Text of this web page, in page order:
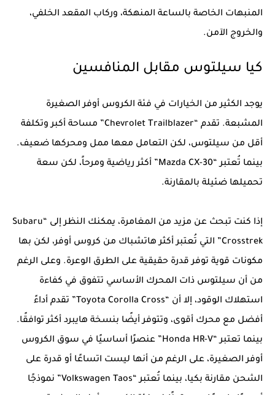
المنبهات الخاصة بالساعة المنهكة، وركاب المقعد الخلفي،
والخروج الآمن.
كيا سيلتوس مقابل المنافسين
يوجد الكثير من الخيارات في فئة الكروس أوفر الصغيرة
المشبعة. تقدم “Chevrolet Trailblazer” مساحة أكبر وتكلفة
أقل من سيلتوس، لكن التعامل معها ممل ومحركها ضعيف.
بينما تُعتبر “Mazda CX-30” أكثر رياضية ومرحاً، لكن سعة
تحميلها ضئيلة بالمقارنة.
إذا كنت تبحث عن مزيد من المغامرة، يمكنك النظر إلى “Subaru
Crosstrek” التي تُعتبر أكثر هاتشباك من كروس أوفر، لكن بها
مكونات قوية توفر قدرة حقيقية على الطرق الوعرة. وعلى الرغم
من أن سيلتوس ذات المحرك الأساسي تتفوق في كفاءة
استهلاك الوقود، إلا أن “Toyota Corolla Cross” تقدم أداءً
أفضل مع محرك أقوى، وتتوفر أيضًا بنسخة هايبرد أكثر توافقًا.
بينما تعتبر “Honda HR-V” عنصرًا أساسيًا في سوق الكروس
أوفر الصغيرة، على الرغم من أنها ليست اتساعًا أو قدرة على
الشحن مقارنة بكيا، بينما تُعتبر “Volkswagen Taos” نموذجًا